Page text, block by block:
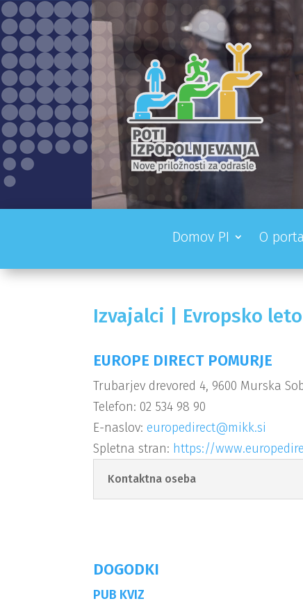
Domov PI O
Izvajalci | Evropsko
EUROPE DIRECT POMURJE
Trubarjev drevored 4, 9600 Murska
Telefon: 02 534 98 90
E-naslov: europedirect@mikk.si
Spletna stran: https://
Kontaktna oseba
DOGODKI
PUB KVIZ